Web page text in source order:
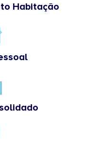
Habitação